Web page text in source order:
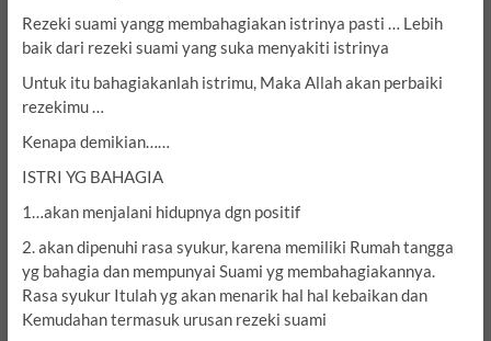
Rezeki suami yangg membahagiakan istrinya pasti … Lebih
baik dari rezeki suami yang suka menyakiti istrinya
Untuk itu bahagiakanlah istrimu, Maka Allah akan perbaiki
rezekimu …
Kenapa demikian……
ISTRI YG BAHAGIA
1…akan menjalani hidupnya dgn positif
2. akan dipenuhi rasa syukur, karena memiliki Rumah tangga
yg bahagia dan mempunyai Suami yg membahagiakannya.
Rasa syukur Itulah yg akan menarik hal hal kebaikan dan
Kemudahan termasuk urusan rezeki suami